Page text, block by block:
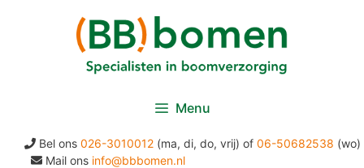
Menu
Bel ons 026-3010012 (ma, di, do, vrij) of 06-50682538 (wo)
Mail ons info@bbbomen.nl